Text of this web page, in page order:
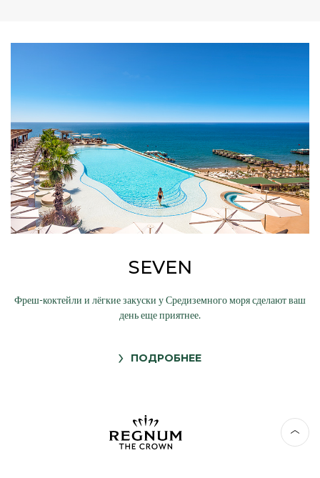
SEVEN
Фреш-коктейли и лёгкие закуски у Средиземного моря сделают ваш
день еще приятнее.
ПОДРОБНЕЕ